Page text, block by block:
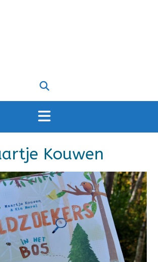
Kouwen